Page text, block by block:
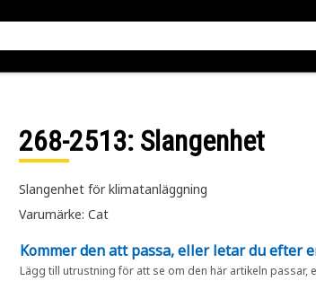
268-2513: Slangenhet
Slangenhet för klimatanläggning
Varumärke: Cat
Kommer den att passa, eller letar du efter
Lägg till utrustning för att se om den här artikeln